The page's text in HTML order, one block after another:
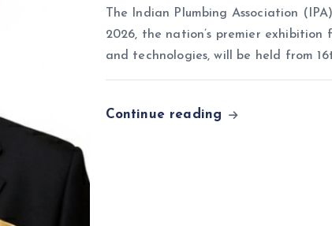
The Indian Plumbing Association
2026, the nation’s premier
and technologies, will be held from
Continue reading